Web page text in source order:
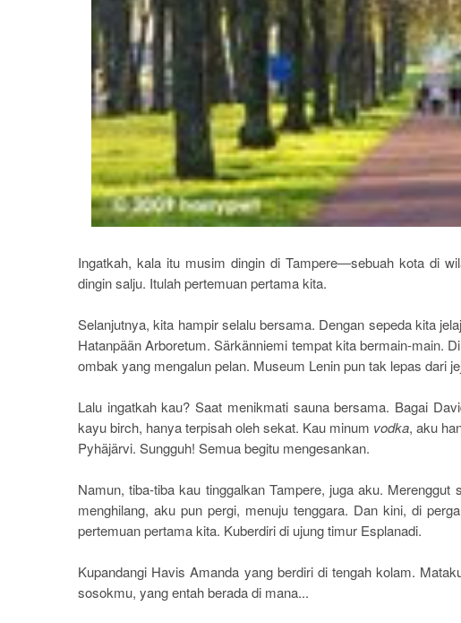
Ingatkah, kala itu musim dingin di Tampere―sebuah kota di
dingin salju. Itulah pertemuan pertama kita.
Selanjutnya, kita hampir selalu bersama. Dengan sepeda kita
Hatanpään Arboretum. Särkänniemi tempat kita bermain-main.
ombak yang mengalun pelan. Museum Lenin pun tak lepas dari
Lalu ingatkah kau? Saat menikmati sauna bersama. Bagai
kayu birch, hanya terpisah oleh sekat. Kau minum vodka, aku
Pyhäjärvi. Sungguh! Semua begitu mengesankan.
Namun, tiba-tiba kau tinggalkan Tampere, juga aku.
menghilang, aku pun pergi, menuju tenggara. Dan kini, di
pertemuan pertama kita. Kuberdiri di ujung timur Esplanadi.
Kupandangi Havis Amanda yang berdiri di tengah kolam.
sosokmu, yang entah berada di mana...